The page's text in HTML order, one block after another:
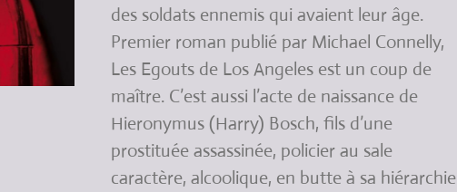
des soldats ennemis qui avaient leur âge.
Premier roman publié par Michael Connelly,
Les Egouts de Los Angeles est un coup de
maître. C’est aussi l’acte de naissance de
Hieronymus (Harry) Bosch, fils d’une
prostituée assassinée, policier au sale
caractère, alcoolique, en butte à sa hiérarchie